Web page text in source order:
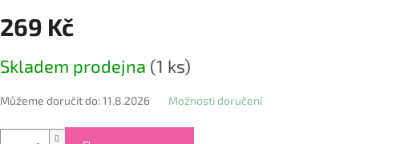
269 Kč
cena:
Skladem prodejna (1 ks)
Můžeme doručit do: 11.8.2026 Možnosti doručení